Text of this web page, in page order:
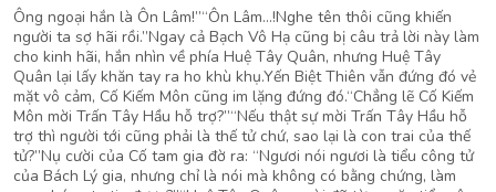
Ông ngoại hắn là Ôn Lâm!”“Ôn Lâm…!Nghe tên thôi cũng khiến
người ta sợ hãi rồi.”Ngay cả Bạch Vô Hạ cũng bị câu trả lời này làm
cho kinh hãi, hắn nhìn về phía Huệ Tây Quân, nhưng Huệ Tây
Quân lại lấy khăn tay ra ho khù khụ.Yến Biệt Thiên vẫn đứng đó vẻ
mặt vô cảm, Cố Kiếm Môn cũng im lặng đứng đó.“Chẳng lẽ Cố Kiếm
Môn mời Trấn Tây Hầu hỗ trợ?”“Nếu thật sự mời Trấn Tây Hầu hỗ
trợ thì người tới cũng phải là thế tử chứ, sao lại là con trai của thế
tử?”Nụ cười của Cố tam gia đờ ra: “Ngươi nói ngươi là tiểu công tử
của Bách Lý gia, nhưng chỉ là nói mà không có bằng chứng, làm